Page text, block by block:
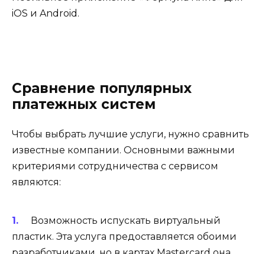
iOS и Android.
Сравнение популярных
платежных систем
Чтобы выбрать лучшие услуги, нужно сравнить
известные компании. Основными важными
критериями сотрудничества с сервисом
являются:
Возможность испускать виртуальный
пластик. Эта услуга предоставляется обоими